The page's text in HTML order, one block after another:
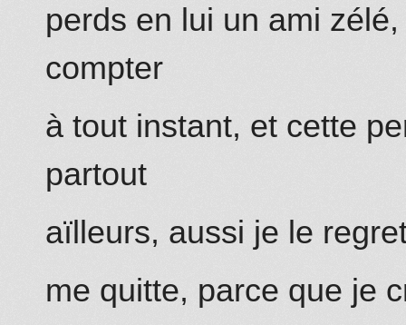
perds en lui un ami
compter
à tout instant, et cette
partout
aïlleurs, aussi je le
me quitte, parce que je